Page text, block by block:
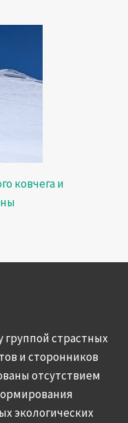
ковчега и
группой страстных
и сторонников
отсутствием
экологических